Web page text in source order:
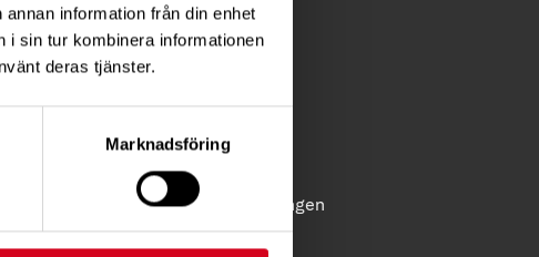
information från din enhet
i sin tur kombinera informationen
deras tjänster.
Marknadsföring
FÖR MEDLEMMAR
Anhörigstöd
Juridiskt stöd
Reflex - medlemstidningen
Diagnosnytt